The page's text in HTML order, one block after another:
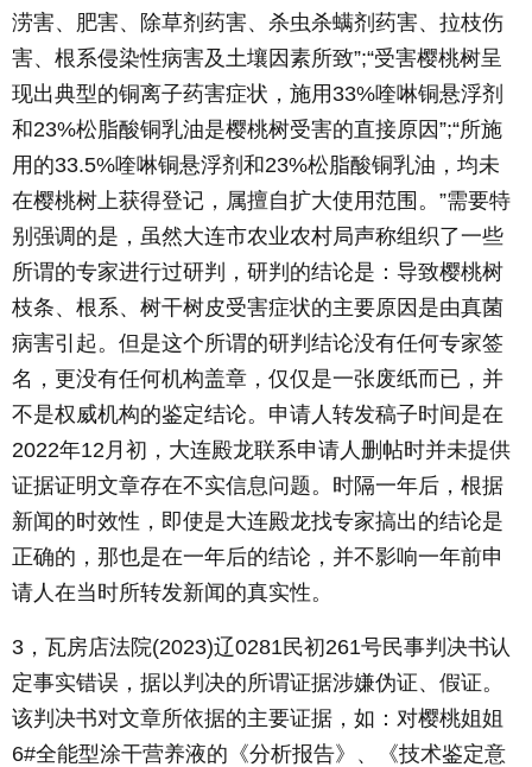
涝害、肥害、除草剂药害、杀虫杀螨剂药害、拉枝伤
害、根系侵染性病害及土壤因素所致”;“受害樱桃树呈
现出典型的铜离子药害症状，施用33%喹啉铜悬浮剂
和23%松脂酸铜乳油是樱桃树受害的直接原因”;“所施
用的33.5%喹啉铜悬浮剂和23%松脂酸铜乳油，均未
在樱桃树上获得登记，属擅自扩大使用范围。”需要特
别强调的是，虽然大连市农业农村局声称组织了一些
所谓的专家进行过研判，研判的结论是：导致樱桃树
枝条、根系、树干树皮受害症状的主要原因是由真菌
病害引起。但是这个所谓的研判结论没有任何专家签
名，更没有任何机构盖章，仅仅是一张废纸而已，并
不是权威机构的鉴定结论。申请人转发稿子时间是在
2022年12月初，大连殿龙联系申请人删帖时并未提供
证据证明文章存在不实信息问题。时隔一年后，根据
新闻的时效性，即使是大连殿龙找专家搞出的结论是
正确的，那也是在一年后的结论，并不影响一年前申
请人在当时所转发新闻的真实性。
3，瓦房店法院(2023)辽0281民初261号民事判决书认
定事实错误，据以判决的所谓证据涉嫌伪证、假证。
该判决书对文章所依据的主要证据，如：对樱桃姐姐
6#全能型涂干营养液的《分析报告》、《技术鉴定意